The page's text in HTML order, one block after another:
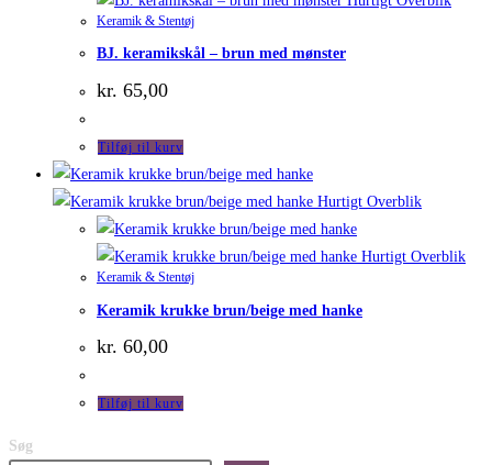
Keramik & Stentøj
BJ. keramikskål – brun med mønster
kr. 65,00
Tilføj til kurv
Hurtigt Overblik
Hurtigt Overblik
Keramik & Stentøj
Keramik krukke brun/beige med hanke
kr. 60,00
Tilføj til kurv
Søg